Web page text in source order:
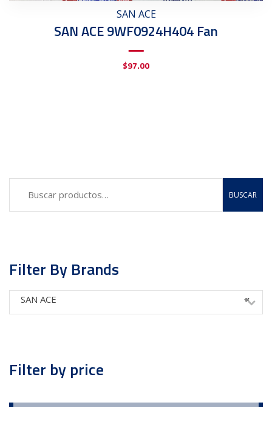
BUSCAR
Filter By Brands
×
SAN ACE
Filter by price
SAN ACE
SAN ACE 9WF0924H404 Fan
$97.00